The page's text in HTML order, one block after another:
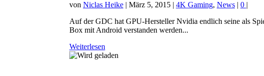
von Niclas Heike| März 5, 2015| 4K Gaming, News| 0 |
Auf der GDC hat GPU-Hersteller Nvidia endlich seine als
Box mit Android verstanden werden...
Weiterlesen